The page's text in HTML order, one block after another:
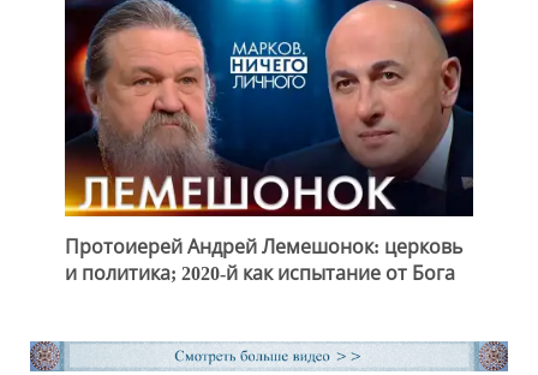
Протоиерей Андрей Лемешонок: церковь
и политика; 2020-й как испытание от Бога